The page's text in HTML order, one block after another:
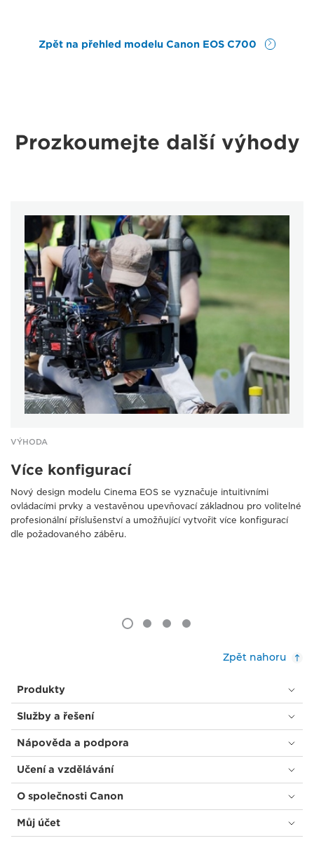
Zpět na přehled modelu Canon EOS C700
Prozkoumejte další výhody
VÝHODA
Více konfigurací
Nový design modelu Cinema EOS se vyznačuje intuitivními
ovládacími prvky a vestavěnou upevňovací základnou pro volitelné
profesionální příslušenství a umožňující vytvořit více konfigurací
dle požadovaného záběru.
Zpět nahoru
Produkty
Služby a řešení
Nápověda a podpora
Učení a vzdělávání
O společnosti Canon
Můj účet